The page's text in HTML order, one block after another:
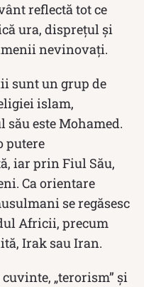
reflectă tot ce
ura, disprețul și
nevinovați.
sunt un grup de
islam,
este Mohamed.
putere
iar prin Fiul Său,
Ca orientare
se regăsesc
Africii, precum
Irak sau Iran.
„terorism” și